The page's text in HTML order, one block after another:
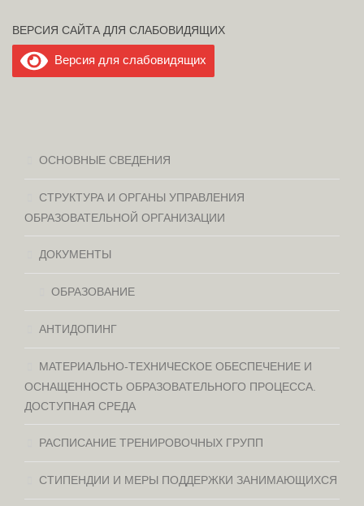
ВЕРСИЯ САЙТА ДЛЯ СЛАБОВИДЯЩИХ
Версия для слабовидящих
ОСНОВНЫЕ СВЕДЕНИЯ
СТРУКТУРА И ОРГАНЫ УПРАВЛЕНИЯ
ОБРАЗОВАТЕЛЬНОЙ ОРГАНИЗАЦИИ
ДОКУМЕНТЫ
ОБРАЗОВАНИЕ
АНТИДОПИНГ
МАТЕРИАЛЬНО-ТЕХНИЧЕСКОЕ ОБЕСПЕЧЕНИЕ И
ОСНАЩЕННОСТЬ ОБРАЗОВАТЕЛЬНОГО ПРОЦЕССА.
ДОСТУПНАЯ СРЕДА
РАСПИСАНИЕ ТРЕНИРОВОЧНЫХ ГРУПП
СТИПЕНДИИ И МЕРЫ ПОДДЕРЖКИ ЗАНИМАЮЩИХСЯ